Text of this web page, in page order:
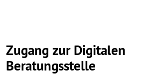
Zugang zur Digitalen
Beratungsstelle